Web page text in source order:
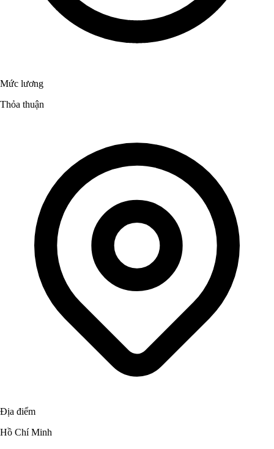
Mức lương
Thỏa thuận
Địa điểm
Hồ Chí Minh